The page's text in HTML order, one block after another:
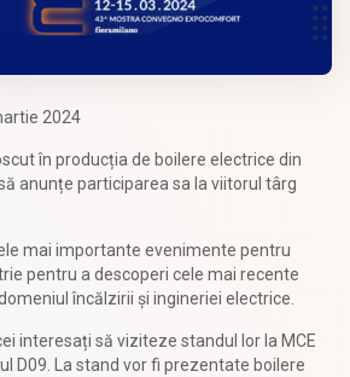
2024
în producția de boilere electrice din
anunțe participarea sa la viitorul târg
mai importante evenimente pentru
pentru a descoperi cele mai recente
încălzirii și ingineriei electrice.
interesați să viziteze standul lor la MCE
D09. La stand vor fi prezentate boilere